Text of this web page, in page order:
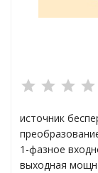
источник
1-фазное
выходная